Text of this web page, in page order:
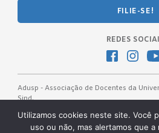
FILIE-SE!
REDES
Adusp - Associação de Docentes da
Sind.
Av. Prof. Almeida Prado, 1366 - São Paulo,
Telefones: (11) 3091-4465 / 66 ● (11)
Utilizamos cookies neste site. Você
uso ou não, mas alertamos que a